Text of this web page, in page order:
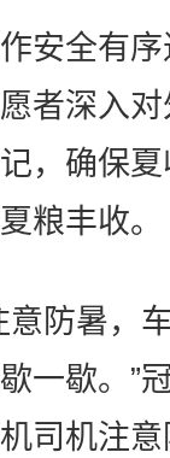
安全有序
者深入
，确保
粮丰收。
防暑，
一歇。”
司机注